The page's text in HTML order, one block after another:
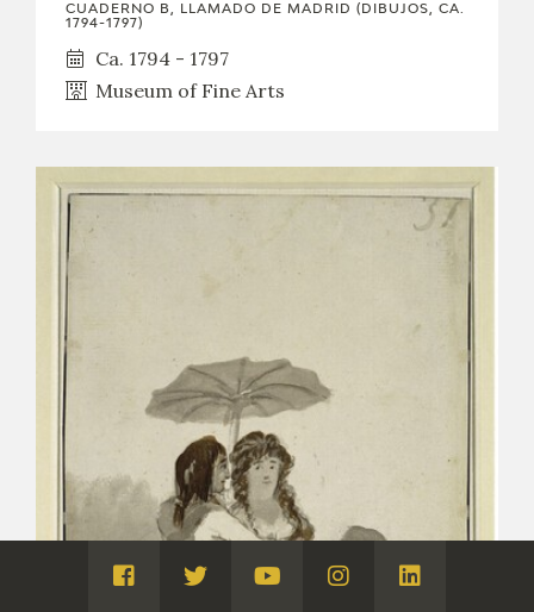
CUADERNO B, LLAMADO DE MADRID (DIBUJOS, CA.
1794-1797)
Ca. 1794 - 1797
Museum of Fine Arts
Visita
Visita
Visita
Visita
Visita